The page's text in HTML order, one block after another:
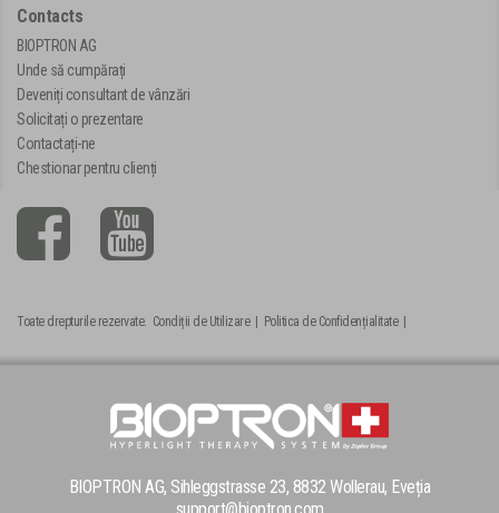
Contacts
BIOPTRON AG
Unde să cumpărați
Deveniți consultant de vânzări
Solicitați o prezentare
Contactați-ne
Chestionar pentru clienți
Toate drepturile rezervate. Condiții de Utilizare| Politica de Confidențialitate|
BIOPTRON AG, Sihleggstrasse 23, 8832 Wollerau, Eveția